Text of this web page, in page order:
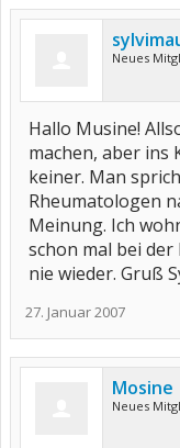
Neues
Hallo Musine!
machen, aber ins
keiner. Man
Rheumatologen
Meinung. Ich
schon mal bei
nie wieder. Gruß
27. Januar 2007
Mosine
Neues